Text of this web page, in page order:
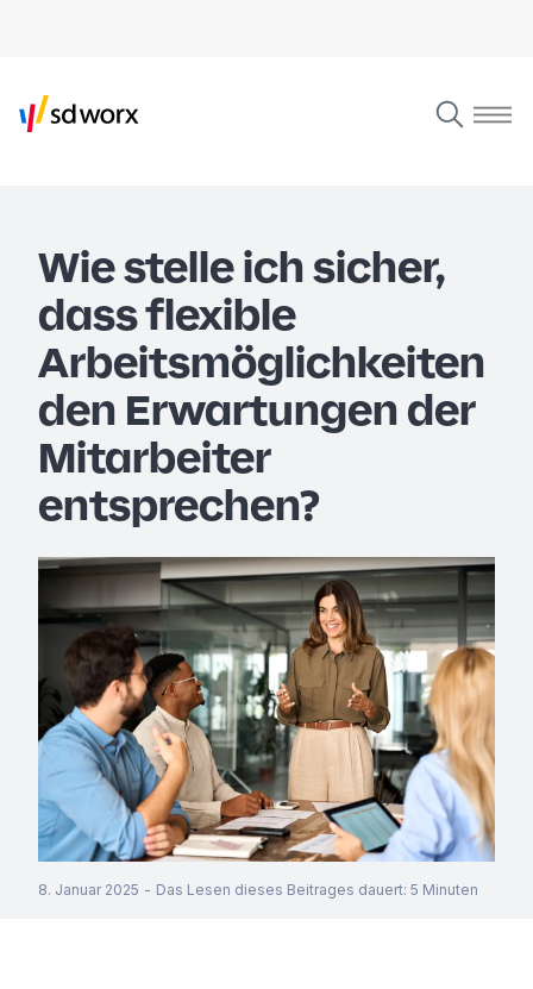
Wie stelle ich sicher,
dass flexible
Arbeitsmöglichkeiten
den Erwartungen der
Mitarbeiter
entsprechen?
8. Januar 2025 - Das Lesen dieses Beitrages dauert: 5 Minuten